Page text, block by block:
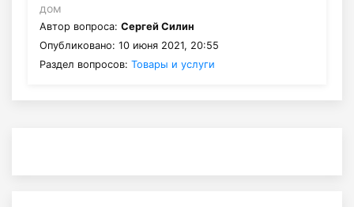
дом
Автор вопроса: Сергей Силин
Опубликовано: 10 июня 2021, 20:55
Раздел вопросов: Товары и услуги